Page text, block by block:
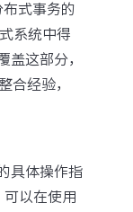
式事务的
系统中得
盖这部分，
合经验，
具体操作指
以在使用